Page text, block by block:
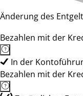
Änderung des
Bezahlen mit der
In der
Bezahlen mit der